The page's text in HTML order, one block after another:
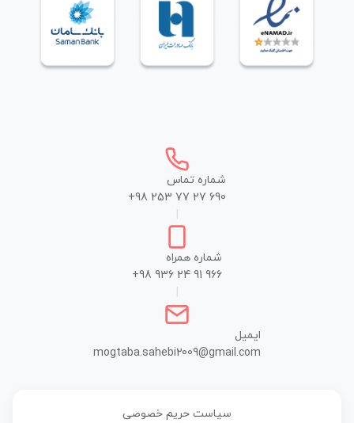
شماره تماس
+98 253 77 27 690
شماره همراه
+98 936 24 91 966
ایمیل
mogtaba.sahebi2009@gmail.com
سیاست حریم خصوصی